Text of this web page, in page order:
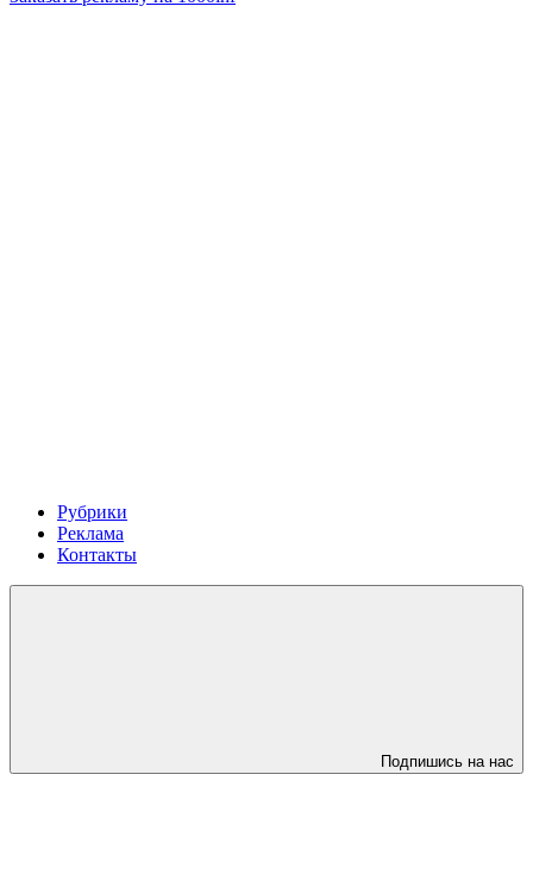
Рубрики
Реклама
Контакты
Подпишись на нас